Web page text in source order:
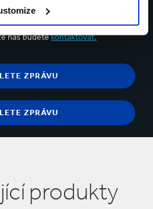
Kdykoli máte právo vznést
osobních údajů pro účely
nás budetekontaktovat.
produkty